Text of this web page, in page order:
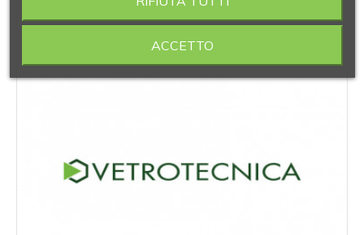
ACCETTO